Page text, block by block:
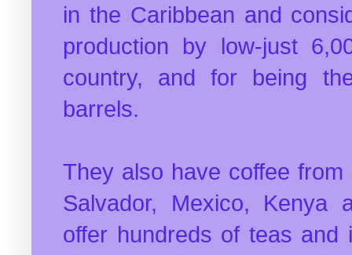
in the Caribbean and
production by low-just
country, and for being
barrels.
They also have coffee
Salvador, Mexico, Kenya
offer hundreds of teas and